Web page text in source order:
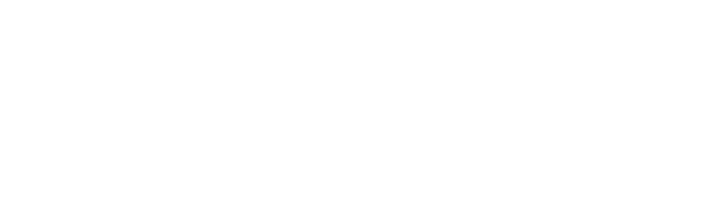
и защиты от влаги.